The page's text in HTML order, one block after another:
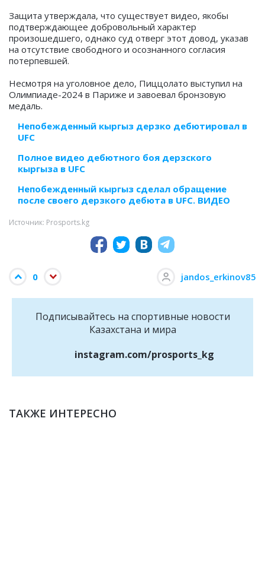
Защита утверждала, что существует видео, якобы
подтверждающее добровольный характер
произошедшего, однако суд отверг этот довод, указав
на отсутствие свободного и осознанного согласия
потерпевшей.
Несмотря на уголовное дело, Пиццолато выступил на
Олимпиаде-2024 в Париже и завоевал бронзовую
медаль.
Непобежденный кыргыз дерзко дебютировал в
UFC
Полное видео дебютного боя дерзского
кыргыза в UFC
Непобежденный кыргыз сделал обращение
после своего дерзкого дебюта в UFC. ВИДЕО
Источник: Prosports.kg
0 jandos_erkinov85
Подписывайтесь на cпортивные новости
Казахстана и мира
instagram.com/prosports_kg
ТАКЖЕ ИНТЕРЕСНО